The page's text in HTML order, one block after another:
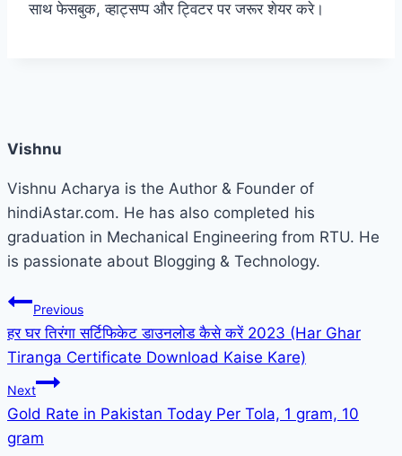
साथ फेसबुक, व्हाट्सप्प और ट्विटर पर जरूर शेयर करे।
Vishnu
Vishnu Acharya is the Author & Founder of
hindiAstar.com. He has also completed his
graduation in Mechanical Engineering from RTU. He
is passionate about Blogging & Technology.
Post
navigation
Previous
हर घर तिरंगा सर्टिफिकेट डाउनलोड कैसे करें 2023 (Har Ghar
Tiranga Certificate Download Kaise Kare)
Next
Gold Rate in Pakistan Today Per Tola, 1 gram, 10
gram